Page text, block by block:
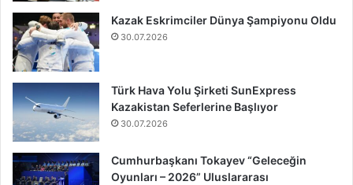
Kazak Eskrimciler Dünya Şampiyonu Oldu
30.07.2026
Türk Hava Yolu Şirketi SunExpress
Kazakistan Seferlerine Başlıyor
30.07.2026
Cumhurbaşkanı Tokayev “Geleceğin
Oyunları – 2026” Uluslararası